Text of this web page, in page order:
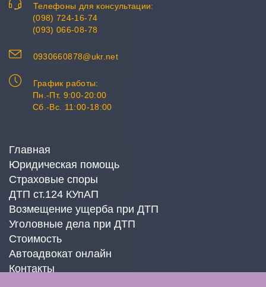
Телефоны для консультации:
(098) 724-16-74
(093) 066-08-78
0930660878@ukr.net
График работы:
Пн.-Пт. 9:00-20:00
Сб.-Вс. 11:00-18:00
Главная
Юридическая помощь
Страховые споры
ДТП ст.124 КУпАП
Возмещение ущерба при ДТП
Уголовные дела при ДТП
Стоимость
Автоадвокат онлайн
Контакты